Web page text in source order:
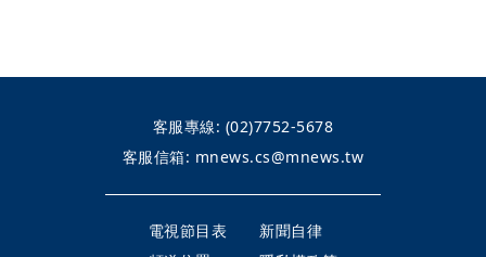
客服專線: (02)7752-5678
客服信箱: mnews.cs@mnews.tw
電視節目表
新聞自律